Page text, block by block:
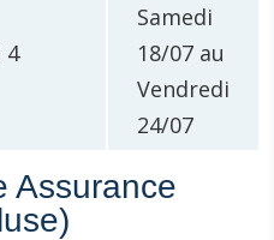
4
Samedi
18/07 au
Vendredi
24/07
Assurance